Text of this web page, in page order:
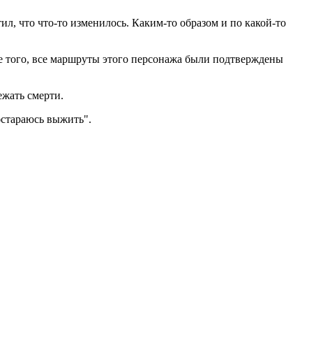
что что-то изменилось. Каким-то образом и по какой-то
все маршруты этого персонажа были подтверждены
смерти.
выжить".